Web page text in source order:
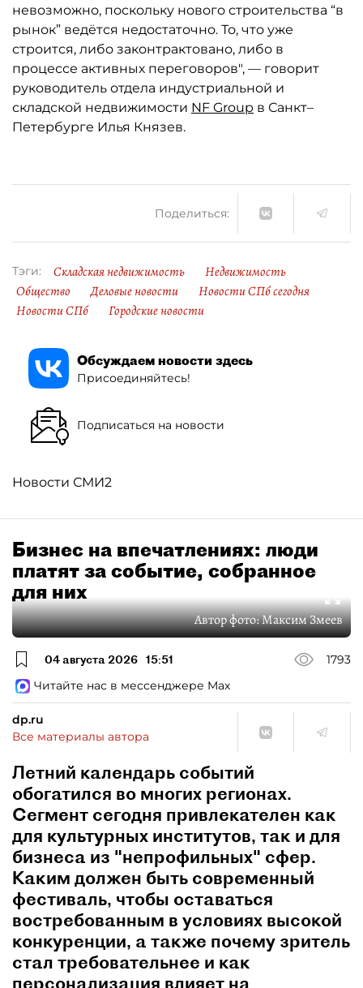
невозможно, поскольку нового строительства “в
рынок” ведётся недостаточно. То, что уже
строится, либо законтрактовано, либо в
процессе активных переговоров", — говорит
руководитель отдела индустриальной и
складской недвижимости NF Group в Санкт–
Петербурге Илья Князев.
Поделиться:
Тэги: Складская недвижимость
Недвижимость
Общество
Деловые новости
Новости СПб сегодня
Новости СПб
Городские новости
Обсуждаем новости здесь
Присоединяйтесь!
Подписаться на новости
Новости СМИ2
Бизнес на впечатлениях: люди
платят за событие, собранное
для них
Автор фото:Максим Змеев
04 августа 2026 15:51
1793
Читайте нас в мессенджере Max
dp.ru
Все материалы автора
Летний календарь событий
обогатился во многих регионах.
Сегмент сегодня привлекателен как
для культурных институтов, так и для
бизнеса из "непрофильных" сфер.
Каким должен быть современный
фестиваль, чтобы оставаться
востребованным в условиях высокой
конкуренции, а также почему зритель
стал требовательнее и как
персонализация влияет на